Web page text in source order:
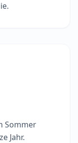
Sommer
Jahr.